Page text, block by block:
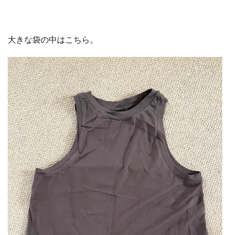
大きな袋の中はこちら。